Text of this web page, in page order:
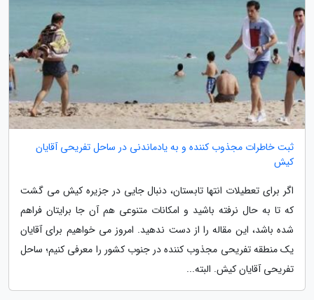
ثبت خاطرات مجذوب کننده و به یادماندنی در ساحل تفریحی آقایان
کیش
اگر برای تعطیلات انتها تابستان، دنبال جایی در جزیره کیش می گشت
که تا به حال نرفته باشید و امکانات متنوعی هم آن جا برایتان فراهم
شده باشد، این مقاله را از دست ندهید. امروز می خواهیم برای آقایان
یک منطقه تفریحی مجذوب کننده در جنوب کشور را معرفی کنیم؛ ساحل
تفریحی آقایان کیش. البته...